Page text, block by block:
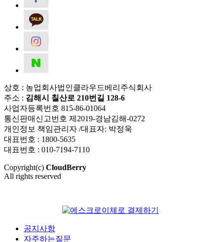
상호 : 농업회사법인클라우드베리주식회사
주소 : 김해시 칠산로 210번길 128-6
사업자등록번호 815-86-01064
통신판매신고번호 제2019-경남김해-0272
개인정보 책임관리자 /대표자: 박정욱
대표번호 : 1800-5635
대표번호 : 010-7194-7110
Copyright(c) CloudBerry
All rights reserved
공지사항
자주하는질문